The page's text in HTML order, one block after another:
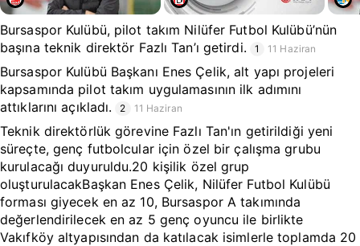
Bursaspor Kulübü, pilot takım Nilüfer Futbol Kulübü’nün
başına teknik direktör Fazlı Tan’ı getirdi.
1 11 Haziran
Bursaspor Kulübü Başkanı Enes Çelik, alt yapı projeleri
kapsamında pilot takım uygulamasının ilk adımını
attıklarını açıkladı.
2 11 Haziran
Teknik direktörlük görevine Fazlı Tan'ın getirildiği yeni
süreçte, genç futbolcular için özel bir çalışma grubu
kurulacağı duyuruldu.20 kişilik özel grup
oluşturulacakBaşkan Enes Çelik, Nilüfer Futbol Kulübü
forması giyecek en az 10, Bursaspor A takımında
değerlendirilecek en az 5 genç oyuncu ile birlikte
Vakıfköy altyapısından da katılacak isimlerle toplamda 20